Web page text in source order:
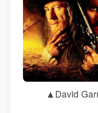
▲David